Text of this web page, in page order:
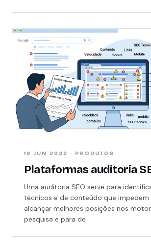
19 JUN 2022 · PRODUTOS
Plataformas auditoria
Uma auditoria SEO serve para
técnicos e de conteúdo que impedem
alcançar melhores posições nos
pesquisa e para de